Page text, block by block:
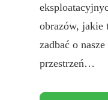
obrazów, jakie
zadbać o
przestrzeń…